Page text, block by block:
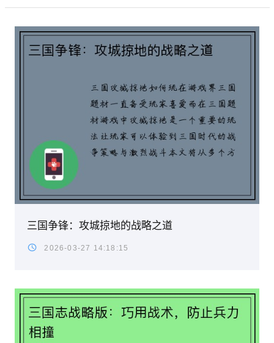
三国争锋：攻城掠地的战略之道
2026-03-27 14:18:15